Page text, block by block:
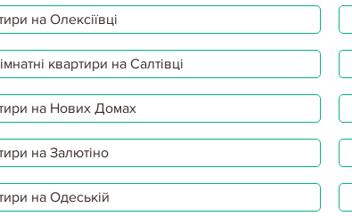
на Олексіївці
квартири на Салтівці
на Нових Домах
на Залютіно
на Одеській